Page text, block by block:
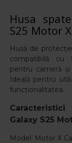
Husa
S25 Motor
Husă de
compatibilă cu
pentru cameră
Ideală pentru
funcționalitatea.
Caracteristici
Galaxy S25
Model: Motor X